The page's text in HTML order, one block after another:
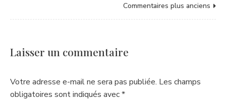
dans
commentaires
Commentaires plus anciens
Laisser un commentaire
Votre adresse e-mail ne sera pas publiée. Les champs
obligatoires sont indiqués avec*